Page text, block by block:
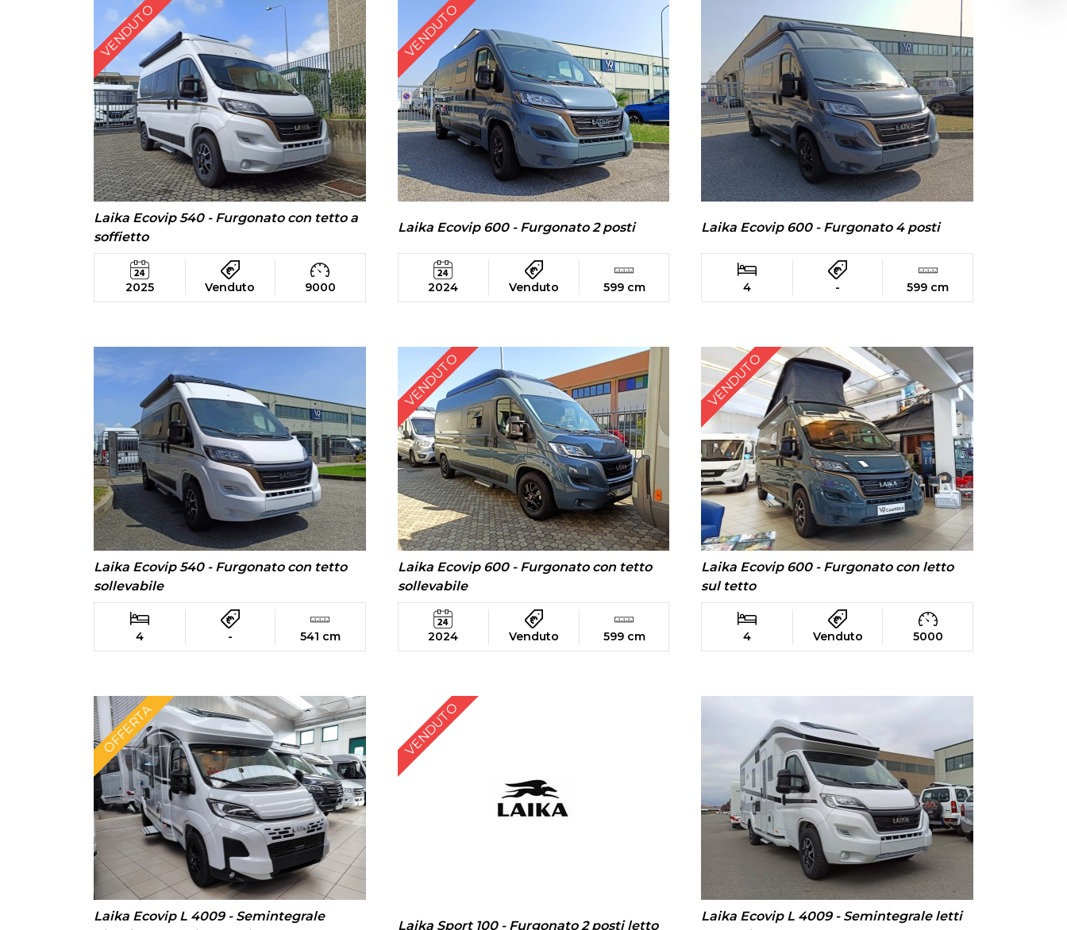
VENDUTO
Laika Ecovip 540 - Furgonato con tetto a
soffietto
2025 Venduto 9000
VENDUTO
Laika Ecovip 600 - Furgonato 2 posti
2024 Venduto 599 cm
Laika Ecovip 600 - Furgonato 4 posti
4 - 599 cm
Laika Ecovip 540 - Furgonato con tetto
sollevabile
4 - 541 cm
VENDUTO
Laika Ecovip 600 - Furgonato con tetto
sollevabile
2024 Venduto 599 cm
VENDUTO
Laika Ecovip 600 - Furgonato con letto
sul tetto
4 Venduto 5000
OFFERTA
Laika Ecovip L 4009 - Semintegrale
VENDUTO
Laika Sport 100 - Furgonato 2 posti letto
Laika Ecovip L 4009 - Semintegrale letti